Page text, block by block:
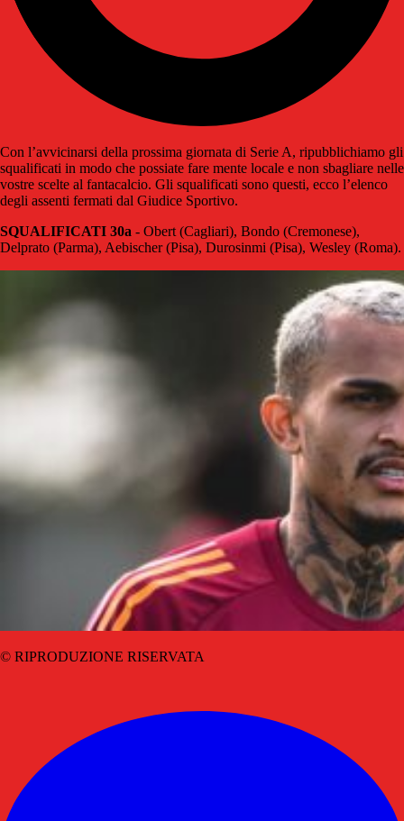
Con l’avvicinarsi della prossima giornata di Serie A, ripubblichiamo gli
squalificati in modo che possiate fare mente locale e non sbagliare nelle
vostre scelte al fantacalcio. Gli squalificati sono questi, ecco l’elenco
degli assenti fermati dal Giudice Sportivo.
SQUALIFICATI 30a - Obert (Cagliari), Bondo (Cremonese),
Delprato (Parma), Aebischer (Pisa), Durosinmi (Pisa), Wesley (Roma).
© RIPRODUZIONE RISERVATA